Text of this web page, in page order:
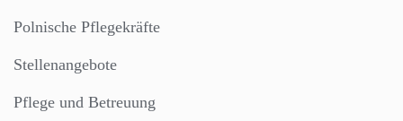
Polnische Pflegekräfte
Stellenangebote
Pflege und Betreuung